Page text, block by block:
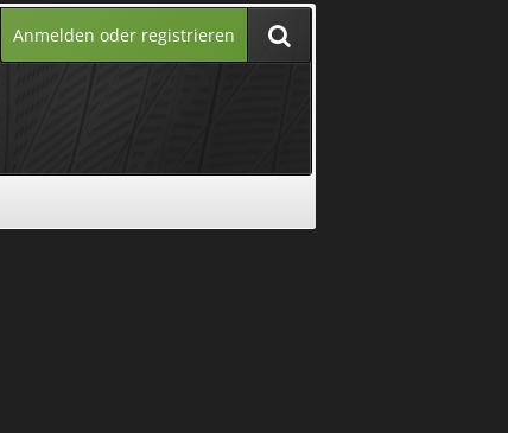
Anmelden oder registrieren